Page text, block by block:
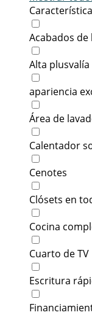
Acabados de
Alta plusvalía
apariencia
Área de
Calentador
Cenotes
Clósets en
Cocina
Cuarto de TV
Escritura